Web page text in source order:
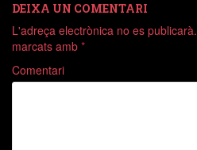
DEIXA UN COMENTARI
L'adreça electrònica no es publicarà.
marcats amb *
Comentari